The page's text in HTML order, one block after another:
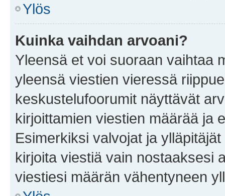
Ylös
Kuinka vaihdan arvoani?
Yleensä et voi suoraan vaihtaa
yleensä viestien vieressä
keskustelufoorumit näyttävät
kirjoittamien viestien määrää ja
Esimerkiksi valvojat ja
kirjoita viestiä vain nostaaksesi
viestiesi määrän vähentyneen